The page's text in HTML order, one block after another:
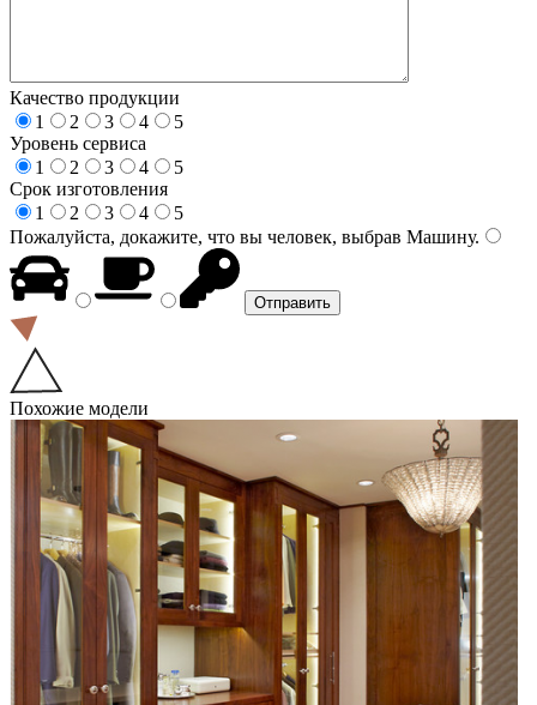
Качество продукции
1
2 3 4
5
Уровень сервиса
1
2 3 4
5
Срок изготовления
1
2 3 4
5
Пожалуйста, докажите, что вы человек, выбрав Машину.
Похожие модели